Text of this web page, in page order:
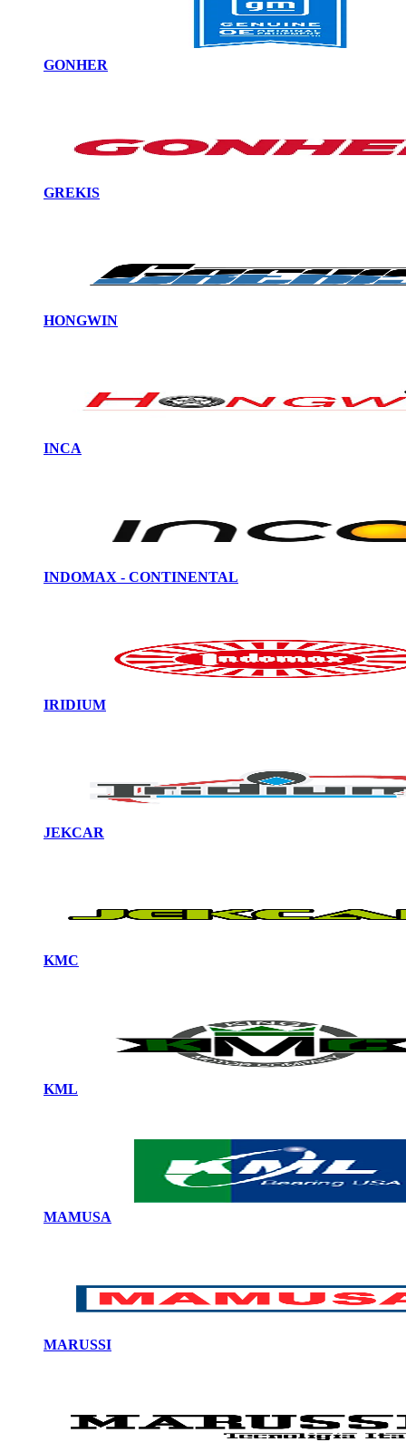
GONHER
GREKIS
HONGWIN
INCA
INDOMAX - CONTINENTAL
IRIDIUM
JEKCAR
KMC
KML
MAMUSA
MARUSSI